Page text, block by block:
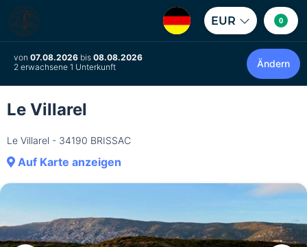
EUR 0
von 07.08.2026 bis 08.08.2026
2 erwachsene 1 Unterkunft
Ändern
Le Villarel
Le Villarel - 34190 BRISSAC
Auf Karte anzeigen